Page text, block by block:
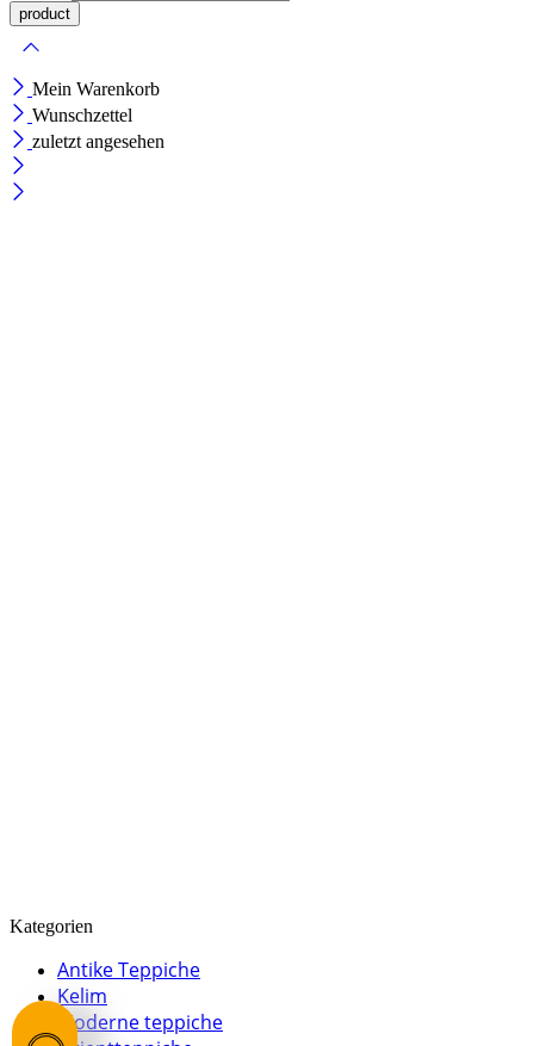
Mein Warenkorb
Wunschzettel
zuletzt angesehen
Kategorien
Antike Teppiche
Kelim
Moderne teppiche